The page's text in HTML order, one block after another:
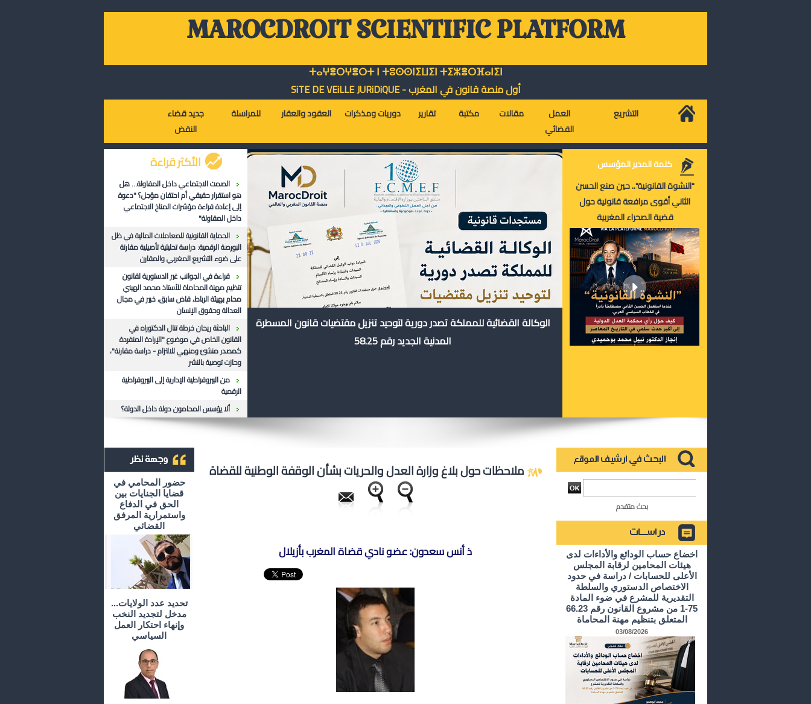
MAROCDROIT SCIENTIFIC PLATFORM
ⵜⴰⵖⴻⵔⵖⴻⵔⵜ ⵏ ⵜⵓⵙⵙⵏⵉⵡⵉⵏ ⵜⵉⵣⴻⵔⴼⴰⵏⵉⵏ
أول منصة قانون في المغرب - SiTE DE VEiLLE JURiDiQUE
جديد قضاء
النقض
للمراسلة العقود والعقار دوريات ومذكرات تقارير مكتبة مقالات
العمل
القضائي
التشريع
الأكثر قراءة
الصمت الاجتماعي داخل المقاولة... هل
هو استقرار حقيقي أم احتقان مؤجل؟ "دعوة
إلى إعادة قراءة مؤشرات المناخ الاجتماعي
داخل المقاولة"
الحماية القانونية للمعاملات المالية في ظل
البورصة الرقمية: دراسة تحليلية تأصيلية مقارنة
على ضوء التشريع المغربي والمقارن
قراءة في الجوانب غير الدستورية لقانون
تنظيم مهنة المحاماة للأستاذ محمد الهيني
محام بهيئة الرباط، قاض سابق، خبير في مجال
العدالة وحقوق الإنسان
الباحثة ريحان خرطة تنال الدكتوراه في
القانون الخاص في موضوع "الإرادة المنفردة
كمصدر منشئ ومنهي للالتزام - دراسة مقارنة"،
وحازت توصية بالنشر
من البيروقراطية الإدارية إلى البيروقراطية
الرقمية
ألا يؤسس المحامون دولة داخل الدولة؟
الوكالة القضائية للمملكة تصدر دورية لتوحيد تنزيل مقتضيات قانون المسطرة
المدنية الجديد رقم 58.25
كلمة المدير المؤسس
"النشوة القانونية".. حين صنع الحسن
الثاني أقوى مرافعة قانونية حول
قضية الصحراء المغربية
حضور المحامي في
قضايا الجنايات بين
الحق في الدفاع
واستمرارية المرفق
القضائي
تحديد عدد الولايات...
مدخل لتجديد النخب
وإنهاء احتكار العمل
السياسي
ملاحظات حول بلاغ وزارة العدل والحريات بشأن الوقفة الوطنية للقضاة
ذ أنس سعدون: عضو نادي قضاة المغرب بأزيلال
بحث متقدم
اخضاع حساب الودائع والأداءات لدى
هيئات المحامين لرقابة المجلس
الأعلى للحسابات / دراسة في حدود
الاختصاص الدستوري والسلطة
التقديرية للمشرع في ضوء المادة
75-1 من مشروع القانون رقم 66.23
المتعلق بتنظيم مهنة المحاماة
03/08/2026